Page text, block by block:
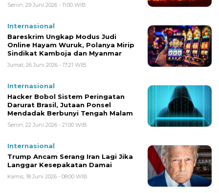
Senin, 29 Juni 2026 - 11:00 WIB
Internasional
Bareskrim Ungkap Modus Judi
Online Hayam Wuruk, Polanya Mirip
Sindikat Kamboja dan Myanmar
Jumat, 26 Juni 2026 - 17:21 WIB
Internasional
Hacker Bobol Sistem Peringatan
Darurat Brasil, Jutaan Ponsel
Mendadak Berbunyi Tengah Malam
Senin, 22 Juni 2026 - 21:00 WIB
Internasional
Trump Ancam Serang Iran Lagi Jika
Langgar Kesepakatan Damai
Kamis, 18 Juni 2026 - 08:00 WIB